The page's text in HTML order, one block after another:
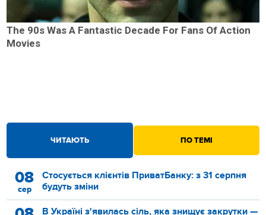
ЧИТАЮТЬ ПО ТЕМІ
08
сер
Стосується клієнтів ПриватБанку: з 31 серпня
будуть зміни
В Україні з'явилась сіль, яка знищує закрутки —
The 90s Was A Fantastic Decade For Fans Of Action
Movies